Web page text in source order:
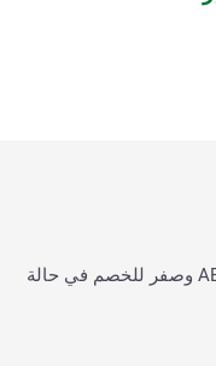
AED وصفر للخصم في حالة